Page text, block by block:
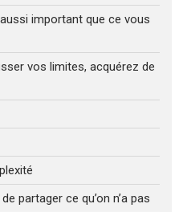
important que ce vous
vos limites, acquérez de
partager ce qu’on n’a pas